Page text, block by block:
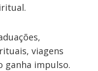
viagens
impulso.